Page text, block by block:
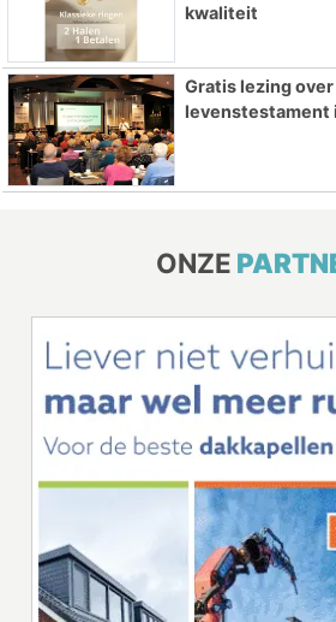
kwaliteit
Gratis lezing
levenstestament
ONZE